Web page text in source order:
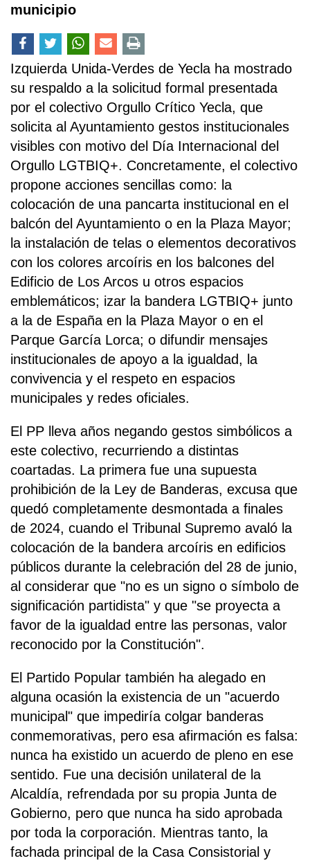
municipio
Izquierda Unida-Verdes de Yecla ha mostrado
su respaldo a la solicitud formal presentada
por el colectivo Orgullo Crítico Yecla, que
solicita al Ayuntamiento gestos institucionales
visibles con motivo del Día Internacional del
Orgullo LGTBIQ+. Concretamente, el colectivo
propone acciones sencillas como: la
colocación de una pancarta institucional en el
balcón del Ayuntamiento o en la Plaza Mayor;
la instalación de telas o elementos decorativos
con los colores arcoíris en los balcones del
Edificio de Los Arcos u otros espacios
emblemáticos; izar la bandera LGTBIQ+ junto
a la de España en la Plaza Mayor o en el
Parque García Lorca; o difundir mensajes
institucionales de apoyo a la igualdad, la
convivencia y el respeto en espacios
municipales y redes oficiales.
El PP lleva años negando gestos simbólicos a
este colectivo, recurriendo a distintas
coartadas. La primera fue una supuesta
prohibición de la Ley de Banderas, excusa que
quedó completamente desmontada a finales
de 2024, cuando el Tribunal Supremo avaló la
colocación de la bandera arcoíris en edificios
públicos durante la celebración del 28 de junio,
al considerar que "no es un signo o símbolo de
significación partidista" y que "se proyecta a
favor de la igualdad entre las personas, valor
reconocido por la Constitución".
El Partido Popular también ha alegado en
alguna ocasión la existencia de un "acuerdo
municipal" que impediría colgar banderas
conmemorativas, pero esa afirmación es falsa:
nunca ha existido un acuerdo de pleno en ese
sentido. Fue una decisión unilateral de la
Alcaldía, refrendada por su propia Junta de
Gobierno, pero que nunca ha sido aprobada
por toda la corporación. Mientras tanto, la
fachada principal de la Casa Consistorial y